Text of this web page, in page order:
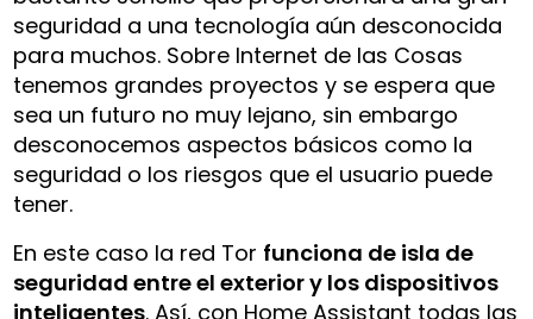
seguridad a una tecnología aún desconocida
para muchos. Sobre Internet de las Cosas
tenemos grandes proyectos y se espera que
sea un futuro no muy lejano, sin embargo
desconocemos aspectos básicos como la
seguridad o los riesgos que el usuario puede
tener.
En este caso la red Tor funciona de isla de
seguridad entre el exterior y los dispositivos
inteligentes. Así, con Home Assistant todas las